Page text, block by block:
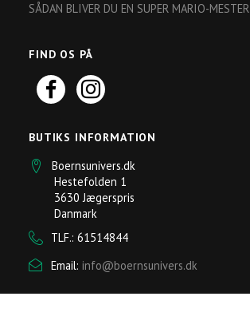
SÅDAN BLIVER DU EN SUPER MARIO-MESTER
FIND OS PÅ
BUTIKS INFORMATION
Boernsunivers.dk
Hestefolden 1
3630 Jægerspris
Danmark
TLF.: 61514844
Email: info@boernsunivers.dk